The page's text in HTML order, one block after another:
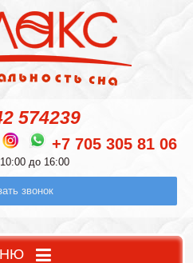
574239
+7 705 305 81 06
до 16:00
звонок